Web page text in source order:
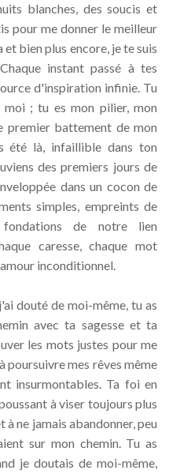
blanches, des soucis et
pour me donner le meilleur
bien plus encore, je te suis
instant passé à tes
d'inspiration infinie. Tu
; tu es mon pilier, mon
premier battement de mon
été là, infaillible dans ton
des premiers jours de
dans un cocon de
simples, empreints de
de notre lien
caresse, chaque mot
inconditionnel.
douté de moi-même, tu as
avec ta sagesse et ta
les mots justes pour me
poursuivre mes rêves même
insurmontables. Ta foi en
à viser toujours plus
à ne jamais abandonner, peu
sur mon chemin. Tu as
je doutais de moi-même,